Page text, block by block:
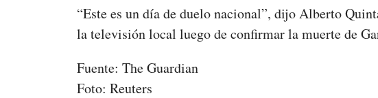
“Este es un día de duelo nacional”, dijo Alberto
la televisión local luego de confirmar la muerte de
Fuente: The Guardian
Foto: Reuters